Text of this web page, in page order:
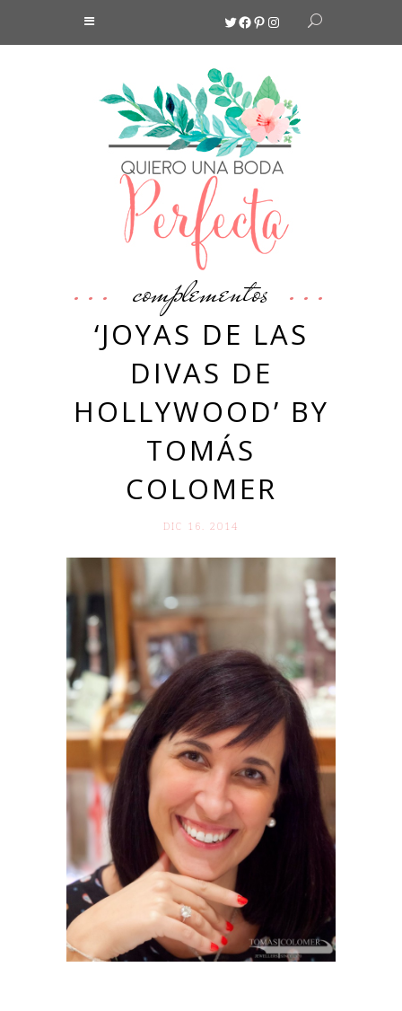
Twitter
Facebook
Pinterest
Instagram
complementos
‘JOYAS DE LAS
DIVAS DE
HOLLYWOOD’ BY
TOMÁS
COLOMER
DIC 16. 2014